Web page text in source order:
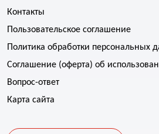
Контакты
Пользовательское соглашение
Политика обработки персональных
Соглашение (оферта) об
Вопрос-ответ
Карта сайта